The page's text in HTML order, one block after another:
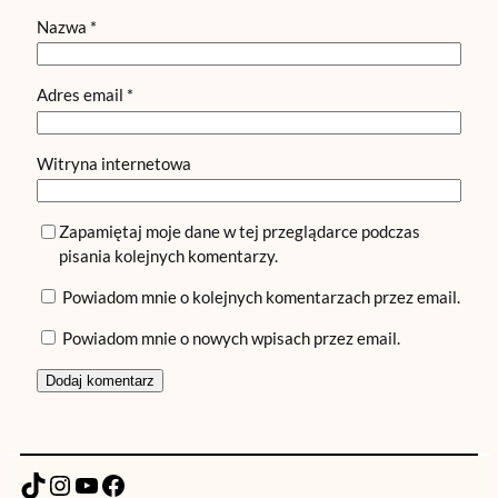
Nazwa *
Adres email *
Witryna internetowa
Zapamiętaj moje dane w tej przeglądarce podczas
pisania kolejnych komentarzy.
Powiadom mnie o kolejnych komentarzach przez email.
Powiadom mnie o nowych wpisach przez email.
TikTok Instagram YouTube Facebook